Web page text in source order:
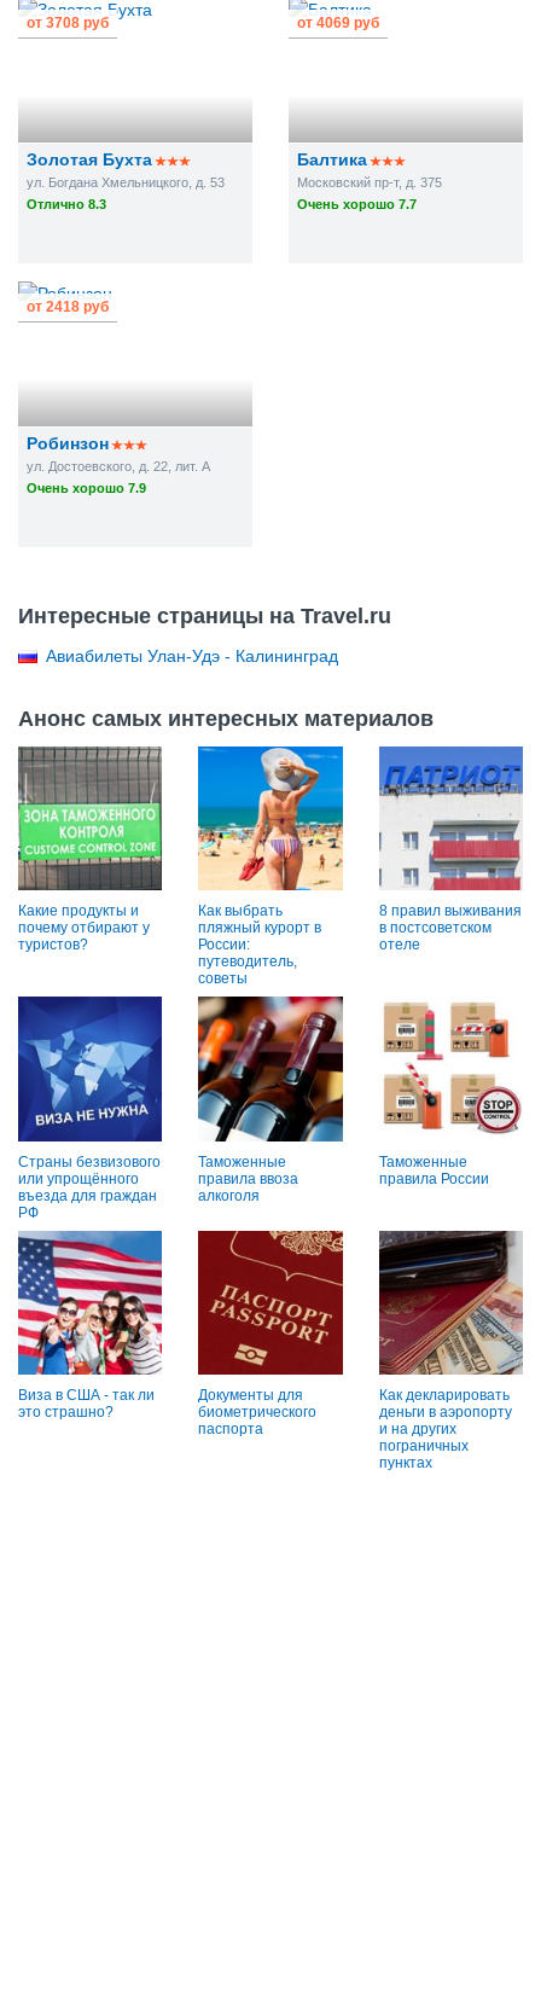
Золотая Бухта
ул. Богдана Хмельницкого, д. 53
Отлично 8.3
от 3708 руб
Балтика
Московский пр-т, д. 375
Очень хорошо 7.7
от 4069 руб
Робинзон
ул. Достоевского, д. 22, лит. A
Очень хорошо 7.9
от 2418 руб
Интересные страницы на Travel.ru
Авиабилеты Улан-Удэ - Калининград
Анонс самых интересных материалов
Какие продукты и
почему отбирают у
туристов?
Как выбрать
пляжный курорт в
России:
путеводитель,
советы
8 правил выживания
в постсоветском
отеле
Страны безвизового
или упрощённого
въезда для граждан
РФ
Таможенные
правила ввоза
алкоголя
Таможенные
правила России
Виза в США - так ли
это страшно?
Документы для
биометрического
паспорта
Как декларировать
деньги в аэропорту
и на других
пограничных
пунктах